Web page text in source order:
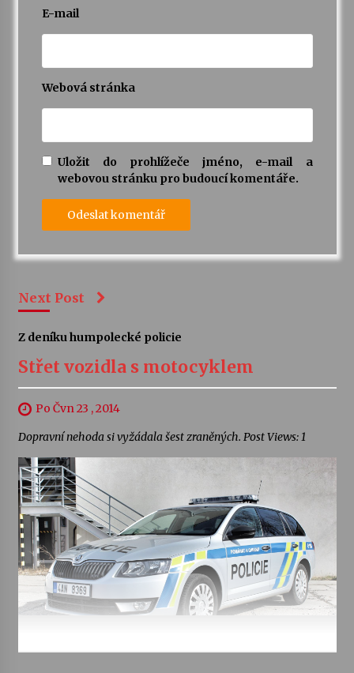
E-mail
Webová stránka
Uložit do prohlížeče jméno, e-mail a
webovou stránku pro budoucí komentáře.
Next Post
Z deníku humpolecké policie
Střet vozidla s motocyklem
Po Čvn 23 , 2014
Dopravní nehoda si vyžádala šest zraněných. Post Views: 1